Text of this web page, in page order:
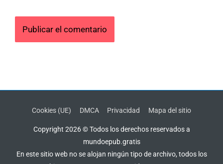
Cookies (UE) DMCA Privacidad Mapa del sitio
Copyright 2026 © Todos los derechos reservados a
mundoepub.gratis
En este sitio web no se alojan ningún tipo de archivo, todos los